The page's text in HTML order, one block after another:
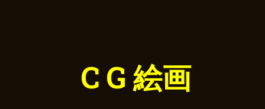
C G 絵画